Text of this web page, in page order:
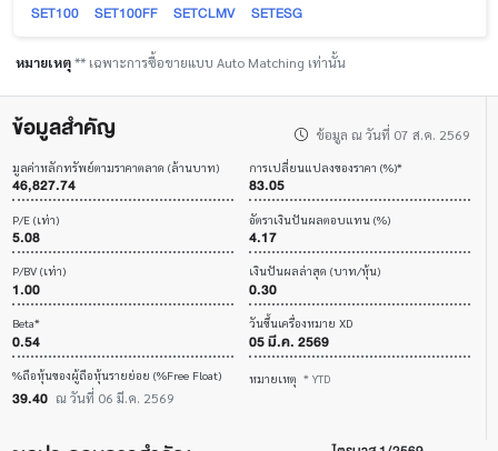
SET100 SET100FF SETCLMV SETESG
หมายเหตุ** เฉพาะการซื้อขายแบบ Auto Matching เท่านั้น
ข้อมูลสำคัญ ข้อมูล ณ วันที่ 07 ส.ค. 2569
มูลค่าหลักทรัพย์ตามราคาตลาด (ล้านบาท)
46,827.74
การเปลี่ยนแปลงของราคา (%)*
83.05
P/E (เท่า)
5.08
อัตราเงินปันผลตอบแทน (%)
4.17
P/BV (เท่า)
1.00
เงินปันผลล่าสุด (บาท/หุ้น)
0.30
Beta*
0.54
วันขึ้นเครื่องหมาย XD
05 มี.ค. 2569
%ถือหุ้นของผู้ถือหุ้นรายย่อย (%Free Float)
39.40 ณ วันที่ 06 มี.ค. 2569
หมายเหตุ * YTD